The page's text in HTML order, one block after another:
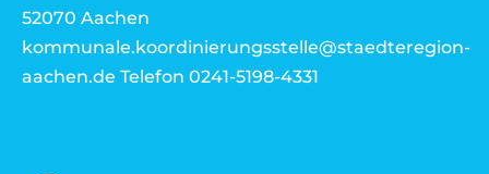
52070 Aachen
kommunale.koordinierungsstelle@staedteregion-
aachen.de Telefon 0241-5198-4331